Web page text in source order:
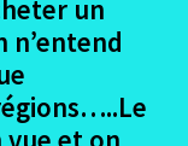
enfant
le
enfant
le
un
n’entend